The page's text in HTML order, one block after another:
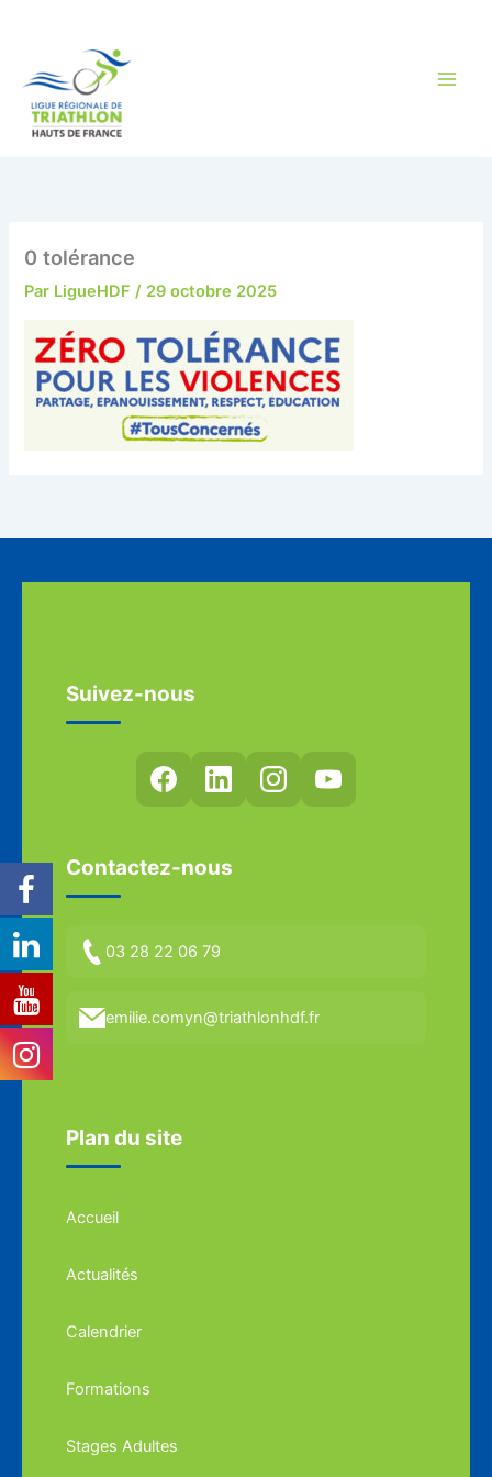
0 tolérance
Par LigueHDF/ 29 octobre 2025
Suivez-nous
Contactez-nous
03 28 22 06 79
emilie.comyn@triathlonhdf.fr
Plan du site
Accueil
Actualités
Calendrier
Formations
Stages Adultes